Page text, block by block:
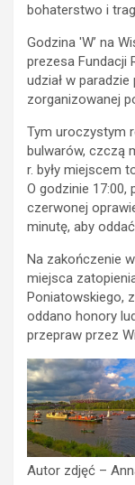
bohaterstwo i
Godzina 'W’ na
prezesa Fundacji
udział w
zorganizowanej
Tym uroczystym
bulwarów, czczą
r. były miejscem
O godzinie 17:00,
czerwonej
minutę, aby
Na zakończenie
miejsca
Poniatowskiego,
oddano honory
przepraw przez
Autor zdjęć –